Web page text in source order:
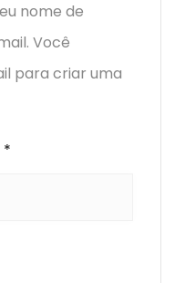
nome de
Você
para criar uma
*